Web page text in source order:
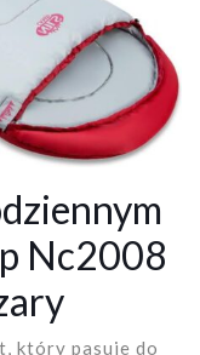
Nc2008
który pasuje do